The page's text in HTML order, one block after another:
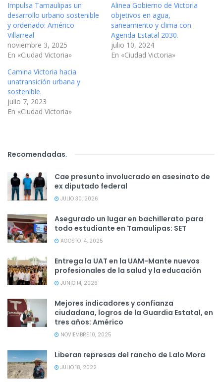
Impulsa Tamaulipas un
desarrollo urbano sostenible
y ordenado: Américo
Villarreal
noviembre 3, 2025
En «Ciudad Victoria»
Alinea Gobierno de Victoria
objetivos en agua,
saneamiento y clima con
Agenda Estatal 2030.
julio 10, 2024
En «Ciudad Victoria»
Camina Victoria hacia
unatransición urbana y
sostenible.
julio 7, 2023
En «Ciudad Victoria»
Recomendadas.
Cae presunto involucrado en asesinato de
ex diputado federal
JULIO 30, 2026
Asegurado un lugar en bachillerato para
todo estudiante en Tamaulipas: SET
AGOSTO 14, 2025
Entrega la UAT en la UAM-Mante nuevos
profesionales de la salud y la educación
JUNIO 14, 2026
Mejores indicadores y confianza
ciudadana, logros de la Guardia Estatal, en
tres años: Américo
NOVIEMBRE 10, 2025
Liberan represas del rancho de Lalo Mora
JULIO 18, 2022